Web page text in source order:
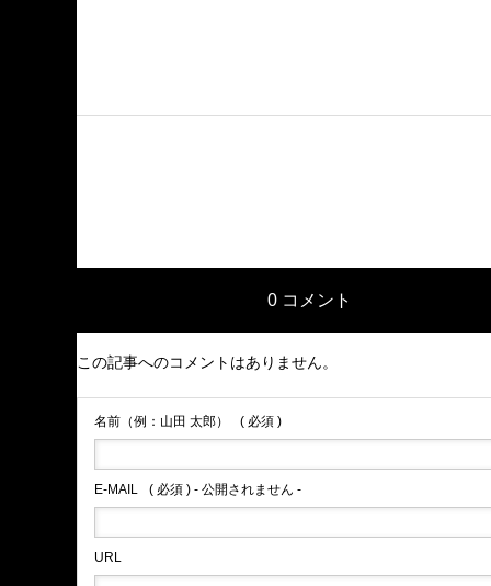
ブログサンプル1
0 コメント
この記事へのコメントはありません。
名前（例：山田 太郎） ( 必須 )
E-MAIL ( 必須 ) - 公開されません -
URL